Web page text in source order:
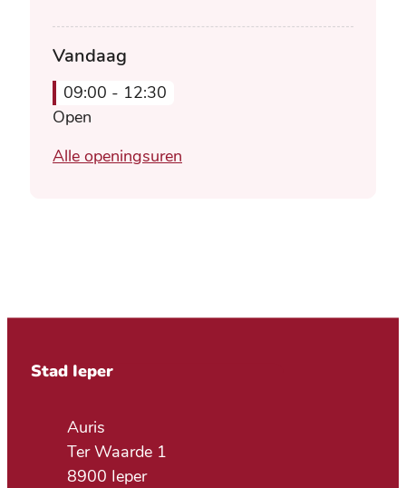
Vandaag
09:00 - 12:30
Open
Alle openingsuren
Contact & openingsuren
Stad Ieper
AdresAuris
Ter Waarde 1
,8900 Ieper